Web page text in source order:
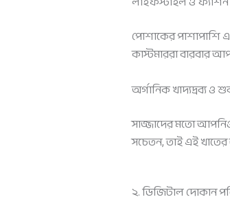
পোশাকের পাশাপাশি
কাস্টমাররা বারবার
অর্গানিক খাদ্যদ্রব্য
সাজ্জাদের মতো আপনিও
সচেতন, তাই এই
২. ডিজিটাল দোকান